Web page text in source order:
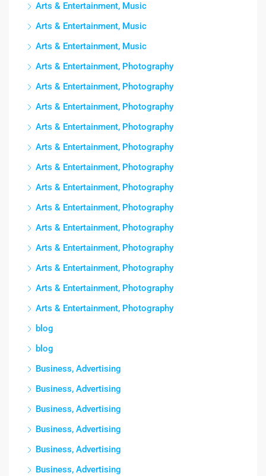
Arts & Entertainment, Music
Arts & Entertainment, Music
Arts & Entertainment, Music
Arts & Entertainment, Photography
Arts & Entertainment, Photography
Arts & Entertainment, Photography
Arts & Entertainment, Photography
Arts & Entertainment, Photography
Arts & Entertainment, Photography
Arts & Entertainment, Photography
Arts & Entertainment, Photography
Arts & Entertainment, Photography
Arts & Entertainment, Photography
Arts & Entertainment, Photography
Arts & Entertainment, Photography
Arts & Entertainment, Photography
blog
blog
Business, Advertising
Business, Advertising
Business, Advertising
Business, Advertising
Business, Advertising
Business, Advertising